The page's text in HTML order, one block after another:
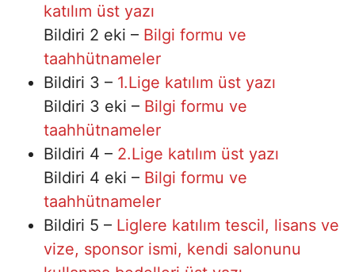
katılım üst yazı
Bildiri 2 eki – Bilgi formu ve
taahhütnameler
Bildiri 3 – 1.Lige katılım üst yazı
Bildiri 3 eki – Bilgi formu ve
taahhütnameler
Bildiri 4 – 2.Lige katılım üst yazı
Bildiri 4 eki – Bilgi formu ve
taahhütnameler
Bildiri 5 – Liglere katılım tescil, lisans ve
vize, sponsor ismi, kendi salonunu